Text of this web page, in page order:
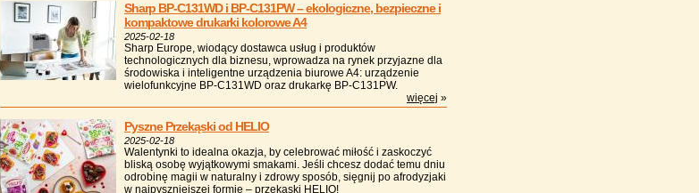
Sharp BP-C131WD i BP-C131PW – ekologiczne, bezpieczne i
kompaktowe drukarki kolorowe A4
2025-02-18
Sharp Europe, wiodący dostawca usług i produktów
technologicznych dla biznesu, wprowadza na rynek przyjazne dla
środowiska i inteligentne urządzenia biurowe A4: urządzenie
wielofunkcyjne BP-C131WD oraz drukarkę BP-C131PW.
więcej »
Pyszne Przekąski od HELIO
2025-02-18
Walentynki to idealna okazja, by celebrować miłość i zaskoczyć
bliską osobę wyjątkowymi smakami. Jeśli chcesz dodać temu dniu
odrobinę magii w naturalny i zdrowy sposób, sięgnij po afrodyzjaki
w najpyszniejszej formie – przekąski HELIO!